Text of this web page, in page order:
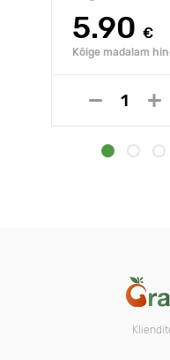
5.90 €
Kõige madalam